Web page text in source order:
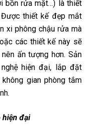
bồn rửa mặt…) là thiết
thiết kế đẹp mắt
xi phông chậu rửa mà
các thiết kế này sẽ
ấn tượng hơn. Sản
hiện đại, lắp đặt
gian phòng tắm